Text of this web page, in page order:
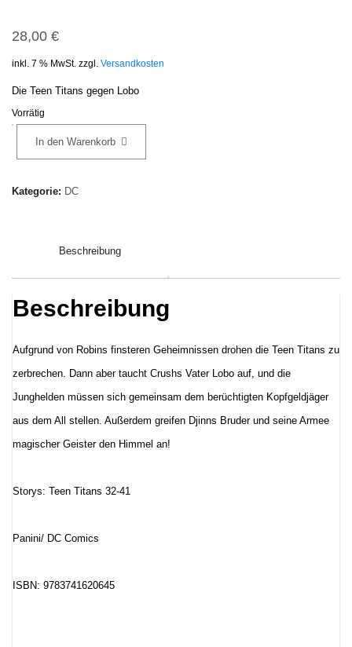
28,00 €
inkl. 7 % MwSt. zzgl. Versandkosten
Die Teen Titans gegen Lobo
Vorrätig
Titans
Verräter
Menge
In den Warenkorb
Kategorie: DC
Beschreibung
Beschreibung
Aufgrund von Robins finsteren Geheimnissen drohen die Teen Titans zu
zerbrechen. Dann aber taucht Crushs Vater Lobo auf, und die
Junghelden müssen sich gemeinsam dem berüchtigten Kopfgeldjäger
aus dem All stellen. Außerdem greifen Djinns Bruder und seine Armee
magischer Geister den Himmel an!
Storys: Teen Titans 32-41
Panini/ DC Comics
ISBN: 9783741620645